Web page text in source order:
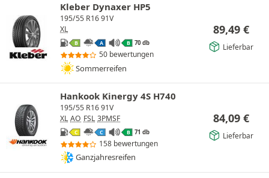
Kleber Dynaxer HP5
195/55 R16 91V
XL
B A B 70 db
50 bewertungen
Sommerreifen
89,49 €
Lieferbar
Hankook Kinergy 4S H740
195/55 R16 91V
XL AO FSL 3PMSF
C C B 71 db
158 bewertungen
Ganzjahresreifen
84,09 €
Lieferbar